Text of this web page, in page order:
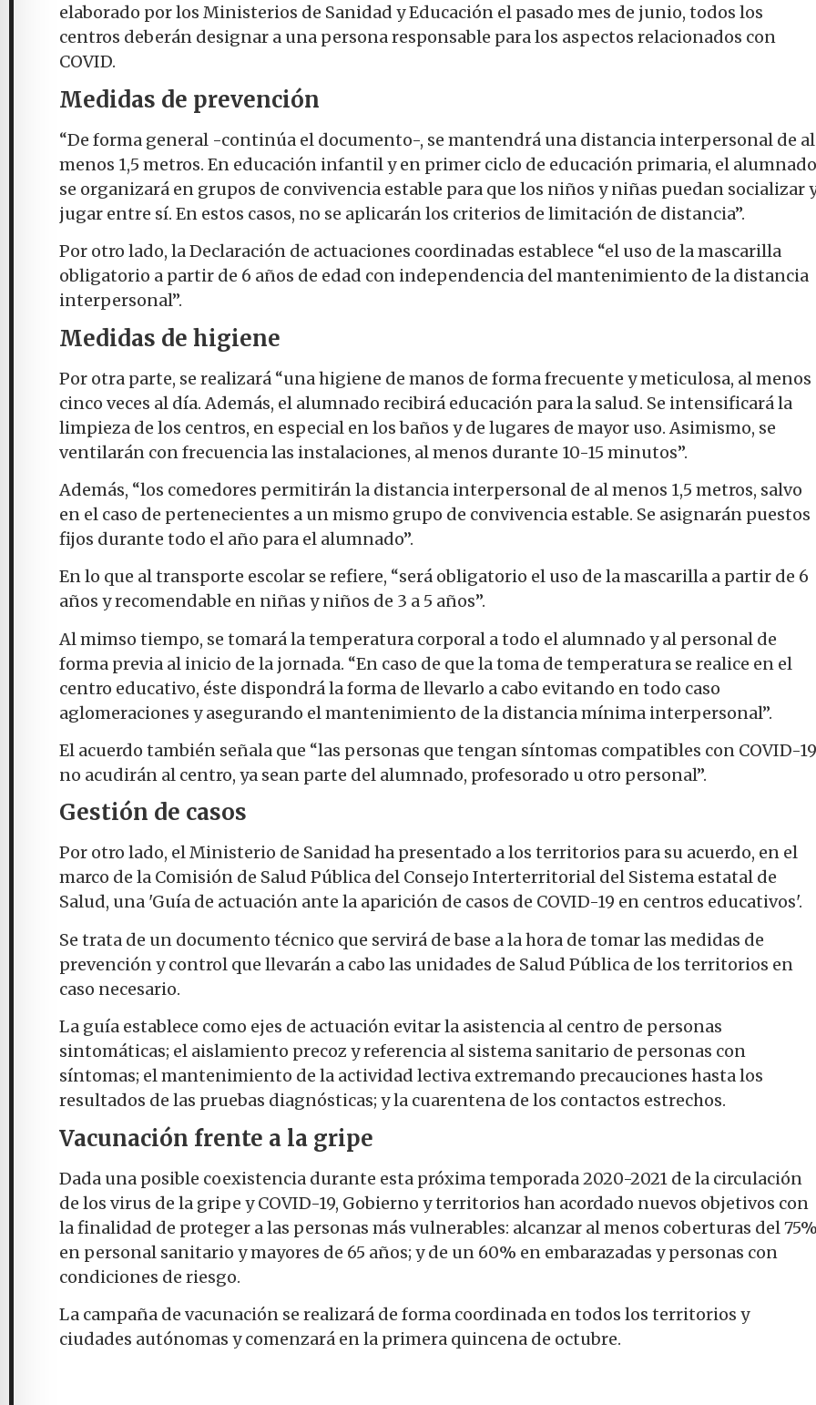
elaborado por los Ministerios de Sanidad y Educación el pasado mes de junio, todos los
centros deberán designar a una persona responsable para los aspectos relacionados con
COVID.
Medidas de prevención
“De forma general -continúa el documento-, se mantendrá una distancia interpersonal de al
menos 1,5 metros. En educación infantil y en primer ciclo de educación primaria, el alumnado
se organizará en grupos de convivencia estable para que los niños y niñas puedan socializar
jugar entre sí. En estos casos, no se aplicarán los criterios de limitación de distancia”.
Por otro lado, la Declaración de actuaciones coordinadas establece “el uso de la mascarilla
obligatorio a partir de 6 años de edad con independencia del mantenimiento de la distancia
interpersonal”.
Medidas de higiene
Por otra parte, se realizará “una higiene de manos de forma frecuente y meticulosa, al menos
cinco veces al día. Además, el alumnado recibirá educación para la salud. Se intensificará la
limpieza de los centros, en especial en los baños y de lugares de mayor uso. Asimismo, se
ventilarán con frecuencia las instalaciones, al menos durante 10-15 minutos”.
Además, “los comedores permitirán la distancia interpersonal de al menos 1,5 metros, salvo
en el caso de pertenecientes a un mismo grupo de convivencia estable. Se asignarán puestos
fijos durante todo el año para el alumnado”.
En lo que al transporte escolar se refiere, “será obligatorio el uso de la mascarilla a partir de 6
años y recomendable en niñas y niños de 3 a 5 años”.
Al mimso tiempo, se tomará la temperatura corporal a todo el alumnado y al personal de
forma previa al inicio de la jornada. “En caso de que la toma de temperatura se realice en el
centro educativo, éste dispondrá la forma de llevarlo a cabo evitando en todo caso
aglomeraciones y asegurando el mantenimiento de la distancia mínima interpersonal”.
El acuerdo también señala que “las personas que tengan síntomas compatibles con COVID-19
no acudirán al centro, ya sean parte del alumnado, profesorado u otro personal”.
Gestión de casos
Por otro lado, el Ministerio de Sanidad ha presentado a los territorios para su acuerdo, en el
marco de la Comisión de Salud Pública del Consejo Interterritorial del Sistema estatal de
Salud, una 'Guía de actuación ante la aparición de casos de COVID-19 en centros educativos'.
Se trata de un documento técnico que servirá de base a la hora de tomar las medidas de
prevención y control que llevarán a cabo las unidades de Salud Pública de los territorios en
caso necesario.
La guía establece como ejes de actuación evitar la asistencia al centro de personas
sintomáticas; el aislamiento precoz y referencia al sistema sanitario de personas con
síntomas; el mantenimiento de la actividad lectiva extremando precauciones hasta los
resultados de las pruebas diagnósticas; y la cuarentena de los contactos estrechos.
Vacunación frente a la gripe
Dada una posible coexistencia durante esta próxima temporada 2020-2021 de la circulación
de los virus de la gripe y COVID-19, Gobierno y territorios han acordado nuevos objetivos con
la finalidad de proteger a las personas más vulnerables: alcanzar al menos coberturas del
en personal sanitario y mayores de 65 años; y de un 60% en embarazadas y personas con
condiciones de riesgo.
La campaña de vacunación se realizará de forma coordinada en todos los territorios y
ciudades autónomas y comenzará en la primera quincena de octubre.